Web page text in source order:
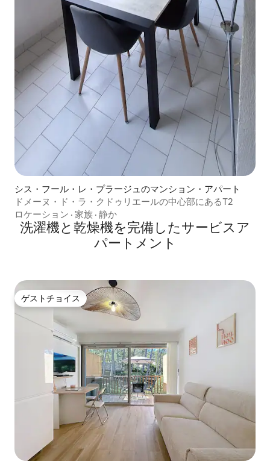
シス・フール・レ・プラージュのマンション・アパート
ドメーヌ・ド・ラ・クドゥリエールの中心部にあるT2
ロケーション · 家族 · 静か
洗濯機と乾燥機を完備したサービスア
パートメント
ゲストチョイス
ゲストチョイス